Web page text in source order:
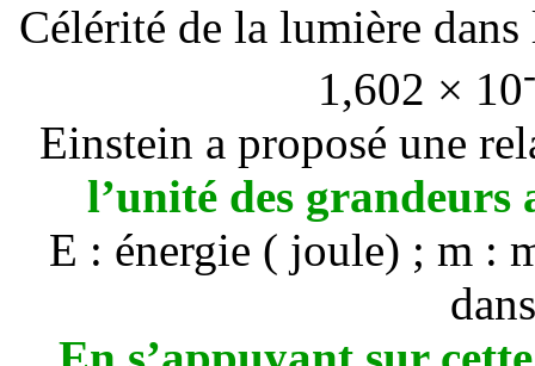
Célérité de la lumière
1,602 × 10
Einstein a proposé une
l’unité des
E : énergie ( joule) ; m :